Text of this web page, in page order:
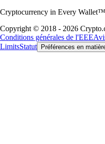
Cryptocurrency in Every Wallet™
Copyright © 2018 - 2026
Conditions générales de l'EEE
LimitsStatut Préférences en